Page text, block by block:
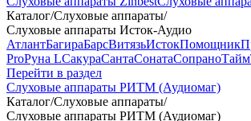
Каталог/Слуховые аппараты/
Слуховые аппараты Исток-Аудио
АтлантБагираБарсВитязьИстокПомощник
ProРуна LСакураСантаСонатаСопраноТайм
Перейти в раздел
Слуховые аппараты РИТМ (Аудиомаг)
Каталог/Слуховые аппараты/
Слуховые аппараты РИТМ (Аудиомаг)